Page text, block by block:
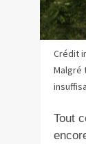
Crédit
Malgré
Tout